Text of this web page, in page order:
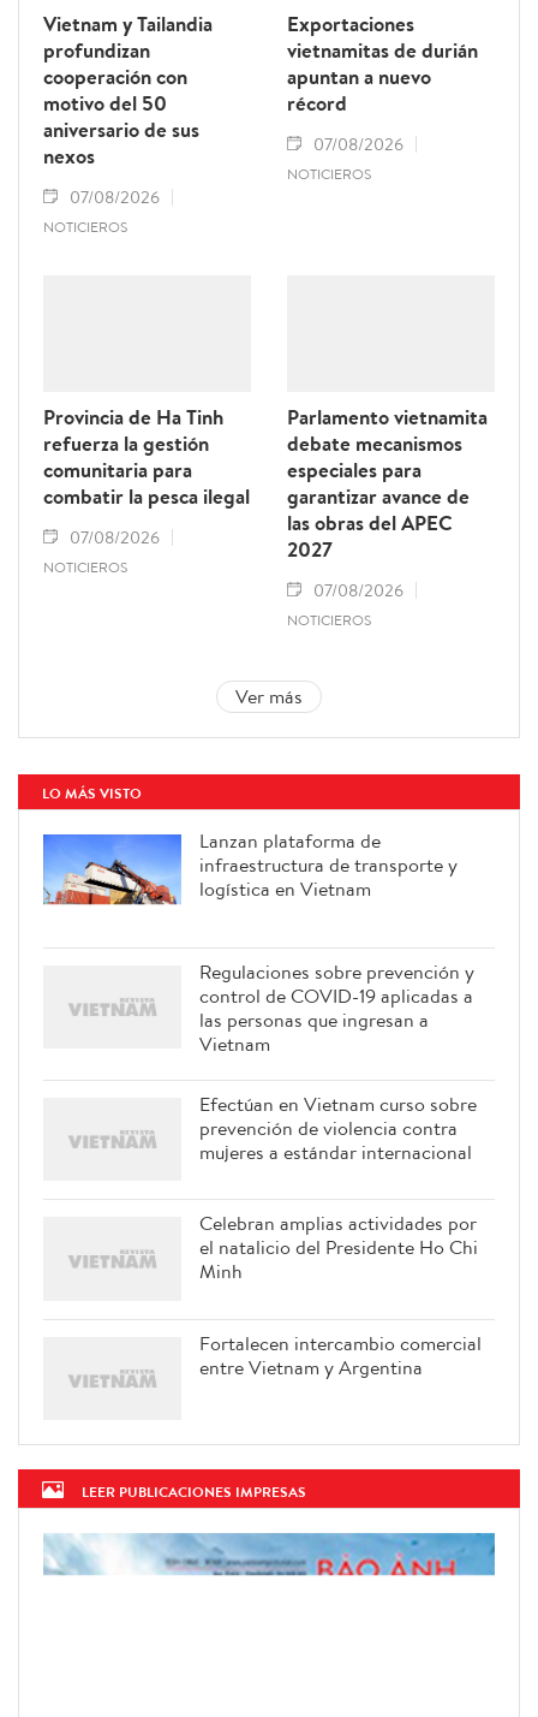
Vietnam y Tailandia
profundizan
cooperación con
motivo del 50
aniversario de sus
nexos
07/08/2026
NOTICIEROS
Exportaciones
vietnamitas de durián
apuntan a nuevo
récord
07/08/2026
NOTICIEROS
Provincia de Ha Tinh
refuerza la gestión
comunitaria para
combatir la pesca ilegal
07/08/2026
NOTICIEROS
Parlamento vietnamita
debate mecanismos
especiales para
garantizar avance de
las obras del APEC
2027
07/08/2026
NOTICIEROS
Ver más
LO MÁS VISTO
Lanzan plataforma de
infraestructura de transporte y
logística en Vietnam
Regulaciones sobre prevención y
control de COVID-19 aplicadas a
las personas que ingresan a
Vietnam
Efectúan en Vietnam curso sobre
prevención de violencia contra
mujeres a estándar internacional
Celebran amplias actividades por
el natalicio del Presidente Ho Chi
Minh
Fortalecen intercambio comercial
entre Vietnam y Argentina
LEER PUBLICACIONES IMPRESAS